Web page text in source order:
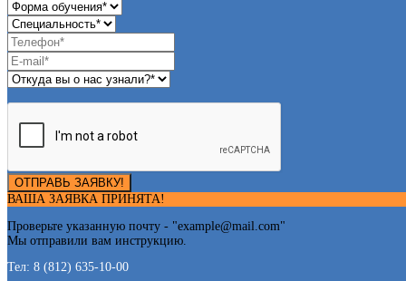
ОТПРАВЬ ЗАЯВКУ!
ВАША ЗАЯВКА ПРИНЯТА!
Проверьте указанную почту - "example@mail.com"
Мы отправили вам инструкцию.
Тел: 8 (812) 635-10-00